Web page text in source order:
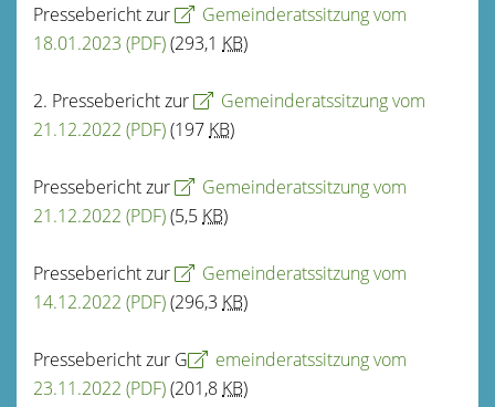
Pressebericht zur
Gemeinderatssitzung vom
18.01.2023 (PDF)(293,1 KB)
2. Pressebericht zur
Gemeinderatssitzung vom
21.12.2022 (PDF)(197 KB)
Pressebericht zur
Gemeinderatssitzung vom
21.12.2022 (PDF)(5,5 KB)
Pressebericht zur
Gemeinderatssitzung vom
14.12.2022 (PDF)(296,3 KB)
Pressebericht zur G
emeinderatssitzung vom
23.11.2022 (PDF)(201,8 KB)